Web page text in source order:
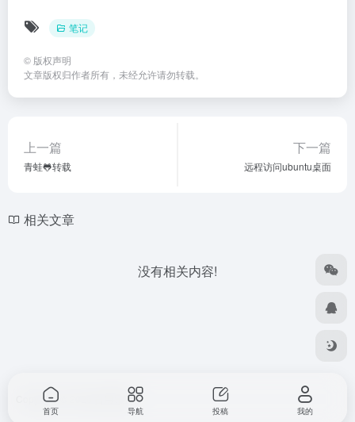
笔记
© 版权声明
文章版权归作者所有，未经允许请勿转载。
上一篇
青蛙🐸转载
下一篇
远程访问ubuntu桌面
相关文章
没有相关内容!
Copyright © 2026 自用导航
首页 导航 投稿 我的